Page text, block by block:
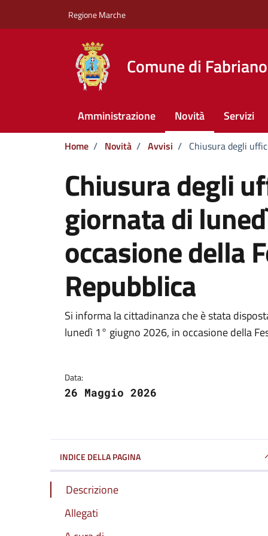
Regione Marche
Comune di Fabriano
Amministrazione Novità Servizi
Home / Novità / Avvisi / Chiusura degli
Chiusura degli
giornata di
occasione della
Repubblica
Dettagli della
Si informa la cittadinanza che è stata
lunedì 1° giugno 2026, in occasione della
Data:
26 Maggio 2026
INDICE DELLA PAGINA
Descrizione
Allegati